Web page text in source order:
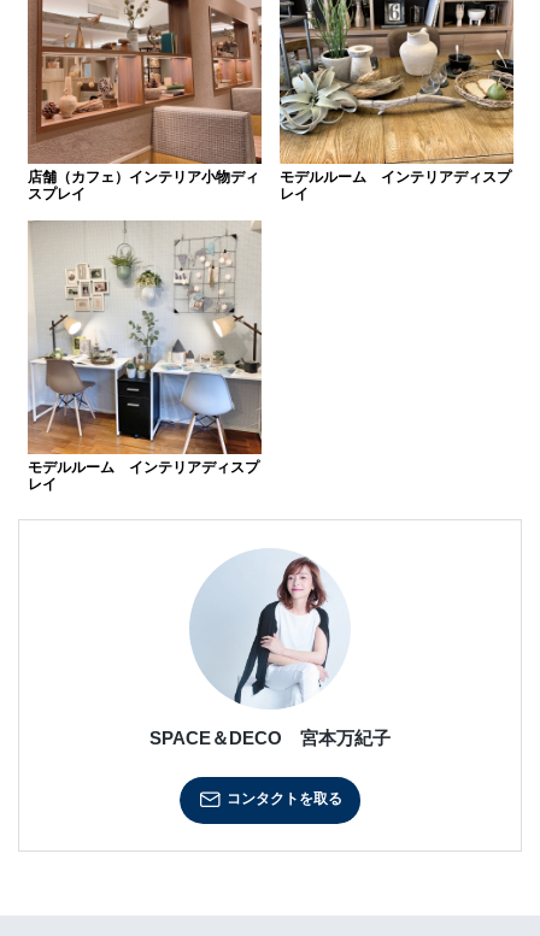
店舗（カフェ）インテリア小物ディ
スプレイ
モデルルーム インテリアディスプ
レイ
モデルルーム インテリアディスプ
レイ
SPACE＆DECO 宮本万紀子
コンタクトを取る